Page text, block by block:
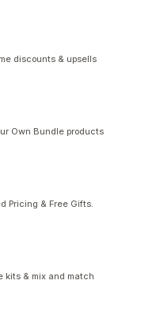
discounts & upsells
Own Bundle products
Pricing & Free Gifts.
kits & mix and match